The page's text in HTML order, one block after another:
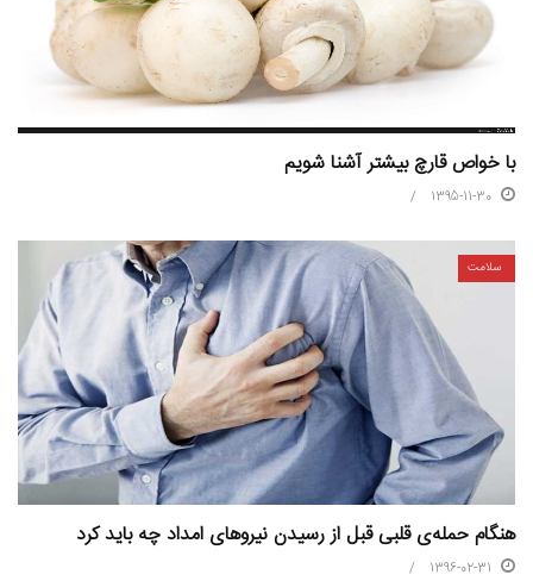
با خواص قارچ بيشتر آشنا شويم
1395-11-30
سلامت
هنگام حمله‌ی قلبی قبل از رسیدن نیروهای امداد چه باید کرد
1396-02-31